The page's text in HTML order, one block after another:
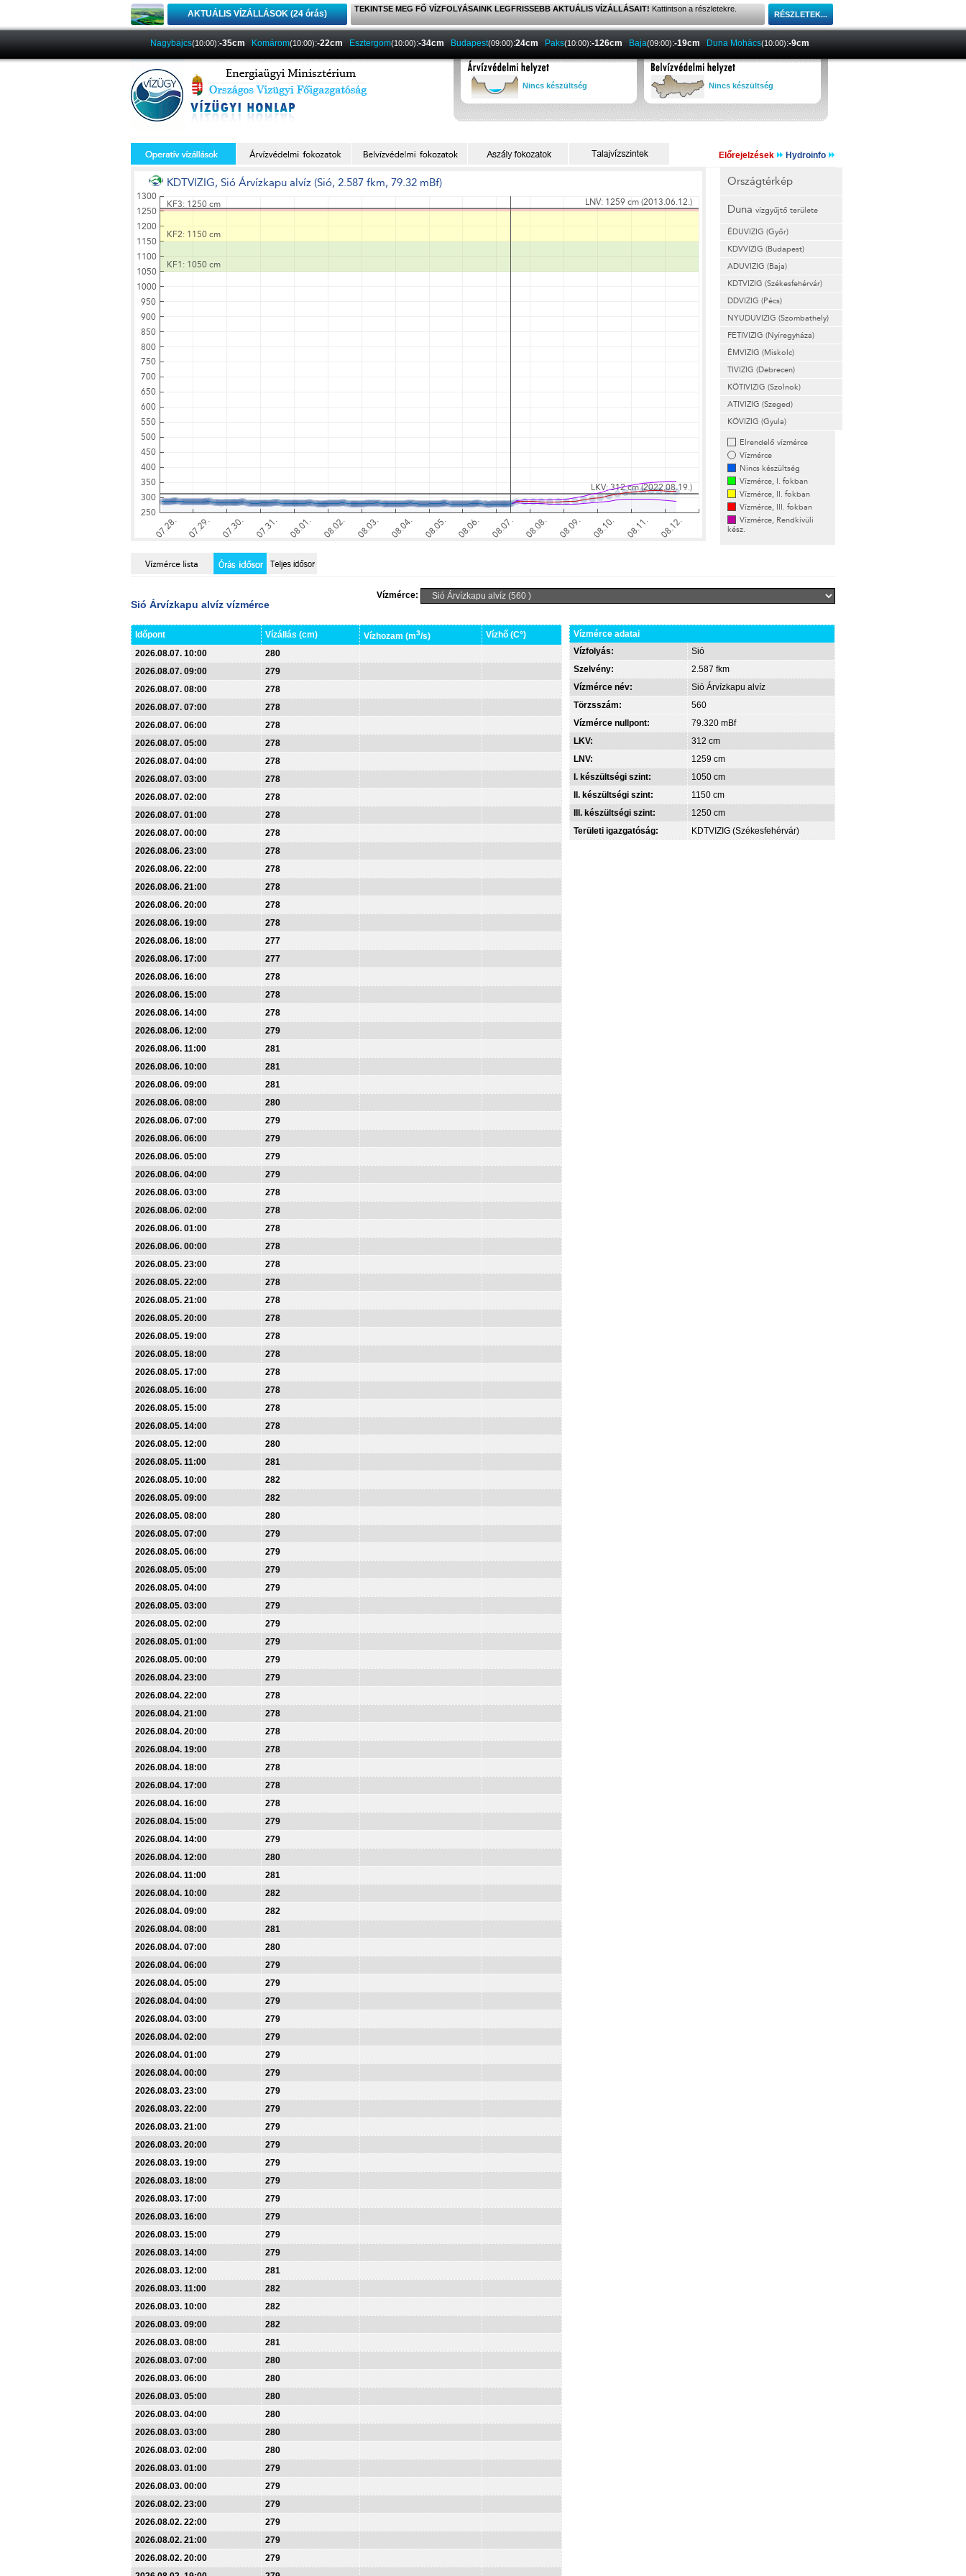
AKTUÁLIS VÍZÁLLÁSOK (24 órás) TEKINTSE MEG FŐ VÍZFOLYÁSAINK LEGFRISSEBB AKTUÁLIS VÍZÁLLÁSAIT! Kattintson a részletekre.
Nagybajcs(10:00):-35cm Komárom(10:00):-22cm Esztergom(10:00):-34cm Budapest(09:00):24cm Paks(10:00):-126cm Baja(09:00):-19cm Duna Mohács(10:00):-9cm
Nincs készültség Nincs készültség
Előrejelzések Hydroinfo
Országtérkép
Duna vízgyűjtő területe
ÉDUVIZIG (Győr)
KDVVIZIG (Budapest)
ADUVIZIG (Baja)
KDTVIZIG (Székesfehérvár)
DDVIZIG (Pécs)
NYUDUVIZIG (Szombathely)
FETIVIZIG (Nyíregyháza)
ÉMVIZIG (Miskolc)
TIVIZIG (Debrecen)
KÖTIVIZIG (Szolnok)
ATIVIZIG (Szeged)
KÖVIZIG (Gyula)
Elrendelő vízmérce
Vízmérce
Nincs készültség
Vízmérce, I. fokban
Vízmérce, II. fokban
Vízmérce, III. fokban
Vízmérce, Rendkívüli
kész.
Vízmérce:
Sió Árvízkapu alvíz vízmérce
Időpont Vízállás (cm) Vízhozam (m3/s)
Vízhő (C°)
2026.08.07. 10:00
280
2026.08.07. 09:00
279
2026.08.07. 08:00
278
2026.08.07. 07:00
278
2026.08.07. 06:00
278
2026.08.07. 05:00
278
2026.08.07. 04:00
278
2026.08.07. 03:00
278
2026.08.07. 02:00
278
2026.08.07. 01:00
278
2026.08.07. 00:00
278
2026.08.06. 23:00
278
2026.08.06. 22:00
278
2026.08.06. 21:00
278
2026.08.06. 20:00
278
2026.08.06. 19:00
278
2026.08.06. 18:00
277
2026.08.06. 17:00
277
2026.08.06. 16:00
278
2026.08.06. 15:00
278
2026.08.06. 14:00
278
2026.08.06. 12:00
279
2026.08.06. 11:00
281
2026.08.06. 10:00
281
2026.08.06. 09:00
281
2026.08.06. 08:00
280
2026.08.06. 07:00
279
2026.08.06. 06:00
279
2026.08.06. 05:00
279
2026.08.06. 04:00
279
2026.08.06. 03:00
278
2026.08.06. 02:00
278
2026.08.06. 01:00
278
2026.08.06. 00:00
278
2026.08.05. 23:00
278
2026.08.05. 22:00
278
2026.08.05. 21:00
278
2026.08.05. 20:00
278
2026.08.05. 19:00
278
2026.08.05. 18:00
278
2026.08.05. 17:00
278
2026.08.05. 16:00
278
2026.08.05. 15:00
278
2026.08.05. 14:00
278
2026.08.05. 12:00
280
2026.08.05. 11:00
281
2026.08.05. 10:00
282
2026.08.05. 09:00
282
2026.08.05. 08:00
280
2026.08.05. 07:00
279
2026.08.05. 06:00
279
2026.08.05. 05:00
279
2026.08.05. 04:00
279
2026.08.05. 03:00
279
2026.08.05. 02:00
279
2026.08.05. 01:00
279
2026.08.05. 00:00
279
2026.08.04. 23:00
279
2026.08.04. 22:00
278
2026.08.04. 21:00
278
2026.08.04. 20:00
278
2026.08.04. 19:00
278
2026.08.04. 18:00
278
2026.08.04. 17:00
278
2026.08.04. 16:00
278
2026.08.04. 15:00
279
2026.08.04. 14:00
279
2026.08.04. 12:00
280
2026.08.04. 11:00
281
2026.08.04. 10:00
282
2026.08.04. 09:00
282
2026.08.04. 08:00
281
2026.08.04. 07:00
280
2026.08.04. 06:00
279
2026.08.04. 05:00
279
2026.08.04. 04:00
279
2026.08.04. 03:00
279
2026.08.04. 02:00
279
2026.08.04. 01:00
279
2026.08.04. 00:00
279
2026.08.03. 23:00
279
2026.08.03. 22:00
279
2026.08.03. 21:00
279
2026.08.03. 20:00
279
2026.08.03. 19:00
279
2026.08.03. 18:00
279
2026.08.03. 17:00
279
2026.08.03. 16:00
279
2026.08.03. 15:00
279
2026.08.03. 14:00
279
2026.08.03. 12:00
281
2026.08.03. 11:00
282
2026.08.03. 10:00
282
2026.08.03. 09:00
282
2026.08.03. 08:00
281
2026.08.03. 07:00
280
2026.08.03. 06:00
280
2026.08.03. 05:00
280
2026.08.03. 04:00
280
2026.08.03. 03:00
280
2026.08.03. 02:00
280
2026.08.03. 01:00
279
2026.08.03. 00:00
279
2026.08.02. 23:00
279
2026.08.02. 22:00
279
2026.08.02. 21:00
279
2026.08.02. 20:00
279
Vízmérce adatai
Vízfolyás:
Sió
Szelvény:
2.587 fkm
Vízmérce név:
Sió Árvízkapu alvíz
Törzsszám:
560
Vízmérce nullpont:
79.320 mBf
LKV:
312 cm
LNV:
1259 cm
I. készültségi szint:
1050 cm
II. készültségi szint:
1150 cm
III. készültségi szint:
1250 cm
Területi igazgatóság:
KDTVIZIG (Székesfehérvár)